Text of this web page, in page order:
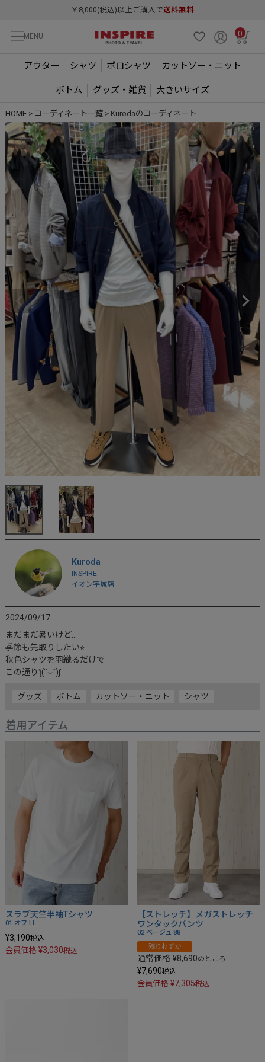
￥8,000(税込)以上ご購入で送料無料
MENU 0
アウター シャツ ポロシャツ カットソー・ニット
ボトム グッズ・雑貨 大きいサイズ
HOME コーディネート一覧 Kurodaのコーディネート
Kuroda
INSPIRE
イオン宇城店
2024/09/17
まだまだ暑いけど…
季節も先取りしたい⭐︎
秋色シャツを羽織るだけで
この通りƪ(˘⌣˘)ʃ
グッズ ボトム カットソー・ニット シャツ
着用アイテム
スラブ天竺半袖Tシャツ
01 オフ LL
¥3,190税込
会員価格 ¥3,030税込
【ストレッチ】メガストレッチ
ワンタックパンツ
02 ベージュ 88
残りわずか
通常価格 ¥8,690のところ
¥7,690税込
会員価格 ¥7,305税込